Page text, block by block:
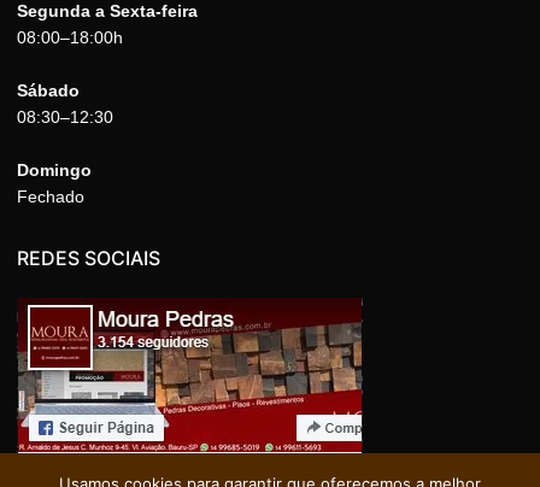
Segunda a Sexta-feira
08:00–18:00h
Sábado
08:30–12:30
Domingo
Fechado
REDES SOCIAIS